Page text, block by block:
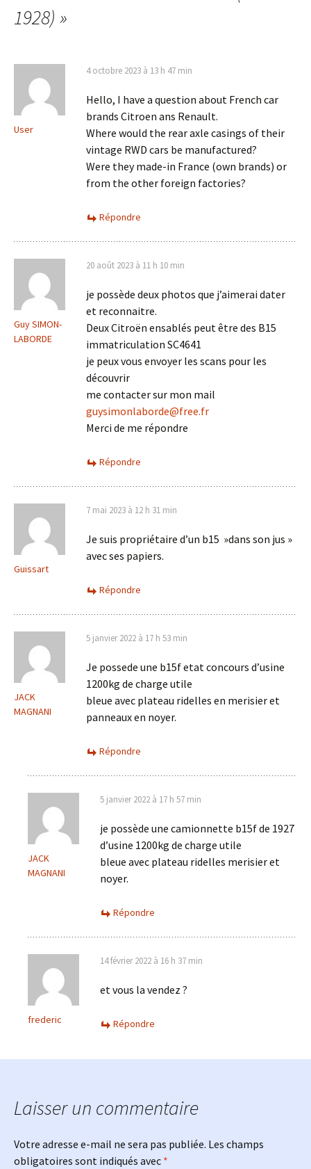
articles
1928) »
User
4 octobre 2023 à 13 h 47 min
Hello, I have a question about French car
brands Citroen ans Renault.
Where would the rear axle casings of their
vintage RWD cars be manufactured?
Were they made-in France (own brands) or
from the other foreign factories?
Répondre
Guy SIMON-
LABORDE
20 août 2023 à 11 h 10 min
je possède deux photos que j’aimerai dater
et reconnaitre.
Deux Citroën ensablés peut être des B15
immatriculation SC4641
je peux vous envoyer les scans pour les
découvrir
me contacter sur mon mail
guysimonlaborde@free.fr
Merci de me répondre
Répondre
Guissart
7 mai 2023 à 12 h 31 min
Je suis propriétaire d’un b15 »dans son jus »
avec ses papiers.
Répondre
JACK
MAGNANI
5 janvier 2022 à 17 h 53 min
Je possede une b15f etat concours d’usine
1200kg de charge utile
bleue avec plateau ridelles en merisier et
panneaux en noyer.
Répondre
JACK
MAGNANI
5 janvier 2022 à 17 h 57 min
je possède une camionnette b15f de 1927
d’usine 1200kg de charge utile
bleue avec plateau ridelles merisier et
noyer.
Répondre
frederic
14 février 2022 à 16 h 37 min
et vous la vendez ?
Répondre
Laisser un commentaire
Votre adresse e-mail ne sera pas publiée. Les champs
obligatoires sont indiqués avec *